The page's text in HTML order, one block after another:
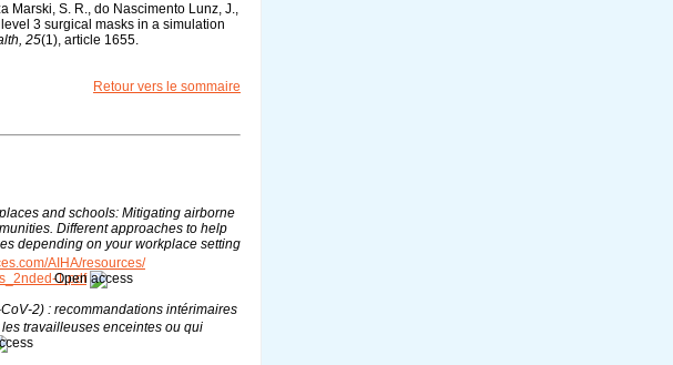
Marski, S. R., do Nascimento Lunz, J.,
3 surgical masks in a simulation
25(1), article 1655.
Retour vers le sommaire
and schools: Mitigating airborne
Different approaches to help
depending on your workplace setting
AIHA/resources/
1.pdf
2) : recommandations intérimaires
travailleuses enceintes ou qui